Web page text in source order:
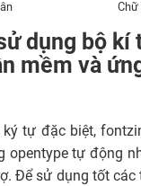
Chữ
dụng bộ kí
mềm và
ký tự đặc biệt,
opentype tự động
Để sử dụng tốt các